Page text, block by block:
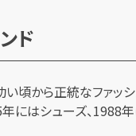
ド
から正統なファッ
はシューズ、1988年